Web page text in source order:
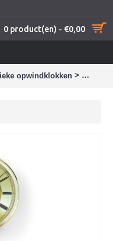
0 product(en) - €0,00
opwindklokken >